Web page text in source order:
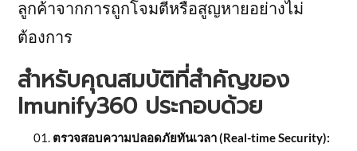
ลูกค้าจากการถูกโจมตีหรือสูญหายอย่างไม่
ต้องการ
สำหรับคุณสมบัติที่สำคัญของ
Imunify360 ประกอบด้วย
ตรวจสอบความปลอดภัยทันเวลา (Real-time Security):